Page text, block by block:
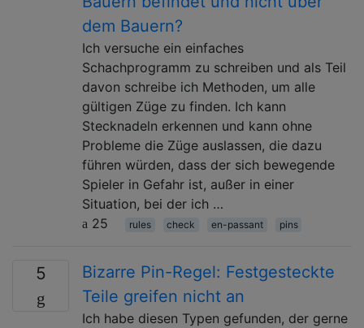
dem Bauern?
Ich versuche ein einfaches
Schachprogramm zu schreiben und als Teil
davon schreibe ich Methoden, um alle
gültigen Züge zu finden. Ich kann
Stecknadeln erkennen und kann ohne
Probleme die Züge auslassen, die dazu
führen würden, dass der sich bewegende
Spieler in Gefahr ist, außer in einer
Situation, bei der ich …
25
rules check en-passant pins
5
Bizarre Pin-Regel: Festgesteckte
Teile greifen nicht an
Ich habe diesen Typen gefunden, der gerne